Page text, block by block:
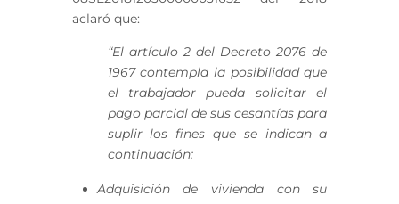
aclaró que:
“El artículo 2 del Decreto 2076 de
1967 contempla la posibilidad que
el trabajador pueda solicitar el
pago parcial de sus cesantías para
suplir los fines que se indican a
continuación:
Adquisición de vivienda con su